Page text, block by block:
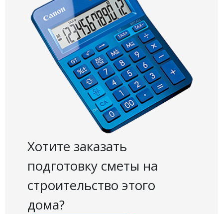
Хотите заказать
подготовку сметы на
строительство этого
дома?